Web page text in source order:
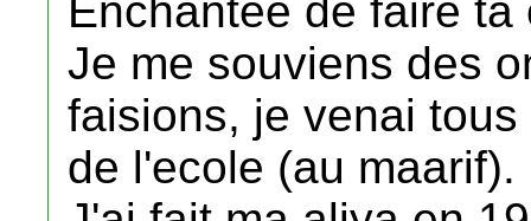
Enchantee de faire
Je me souviens des
faisions, je venai
de l'ecole (au maarif).